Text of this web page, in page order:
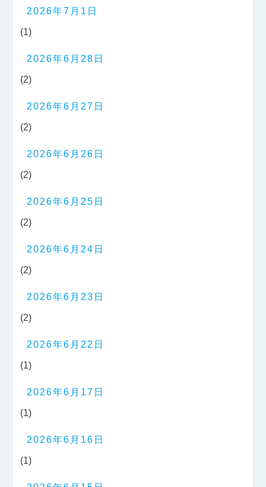
2026年7月1日
(1)
2026年6月28日
(2)
2026年6月27日
(2)
2026年6月26日
(2)
2026年6月25日
(2)
2026年6月24日
(2)
2026年6月23日
(2)
2026年6月22日
(1)
2026年6月17日
(1)
2026年6月16日
(1)